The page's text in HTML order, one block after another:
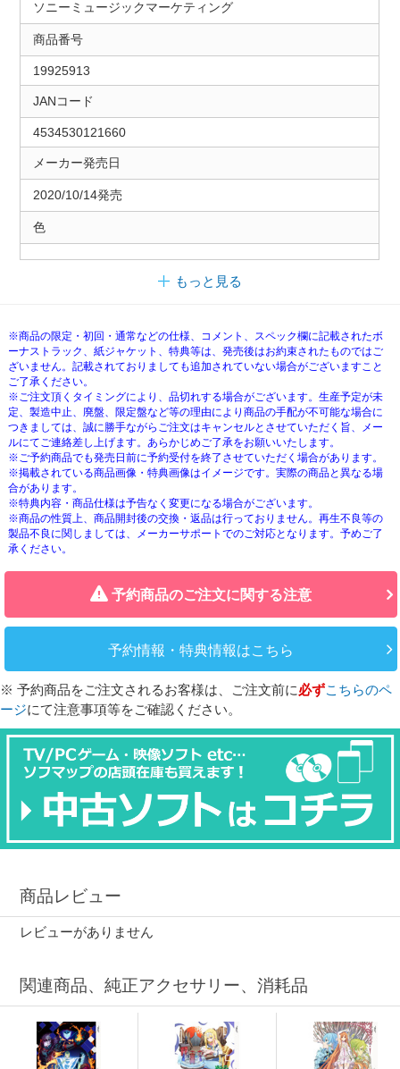
ソニーミュージックマーケティング
商品番号
19925913
JANコード
4534530121660
メーカー発売日
2020/10/14発売
色
もっと見る
※商品の限定・初回・通常などの仕様、コメント、スペック欄に記載されたボ
ーナストラック、紙ジャケット、特典等は、発売後はお約束されたものではご
ざいません。記載されておりましても追加されていない場合がございますこと
ご了承ください。
※ご注文頂くタイミングにより、品切れする場合がございます。生産予定が未
定、製造中止、廃盤、限定盤など等の理由により商品の手配が不可能な場合に
つきましては、誠に勝手ながらご注文はキャンセルとさせていただく旨、メー
ルにてご連絡差し上げます。あらかじめご了承をお願いいたします。
※ご予約商品でも発売日前に予約受付を終了させていただく場合があります。
※掲載されている商品画像・特典画像はイメージです。実際の商品と異なる場
合があります。
※特典内容・商品仕様は予告なく変更になる場合がございます。
※商品の性質上、商品開封後の交換・返品は行っておりません。再生不良等の
製品不良に関しましては、メーカーサポートでのご対応となります。予めご了
承ください。
予約商品のご注文に関する注意
予約情報・特典情報はこちら
※ 予約商品をご注文されるお客様は、ご注文前に必ずこちらのペ
ージにて注意事項等をご確認ください。
商品レビュー
レビューがありません
関連商品、純正アクセサリー、消耗品